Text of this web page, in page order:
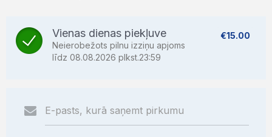
€15.00
Vienas dienas piekļuve
Neierobežots pilnu izziņu apjoms
līdz 08.08.2026 plkst.23:59